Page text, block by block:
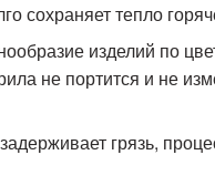
сохраняет тепло
изделий по
не портится и не
грязь,